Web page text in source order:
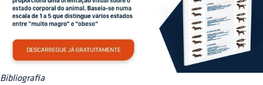
Bibliografia